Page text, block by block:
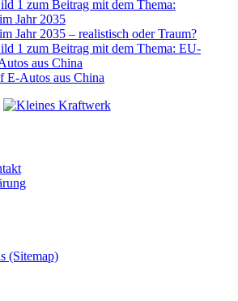
Jahr 2035 – realistisch oder Traum?
E-Autos aus China
(Sitemap)